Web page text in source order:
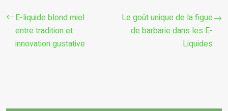
E-liquide blond miel :
entre tradition et
innovation gustative
Le goût unique de la figue
de barbarie dans les E-
Liquides